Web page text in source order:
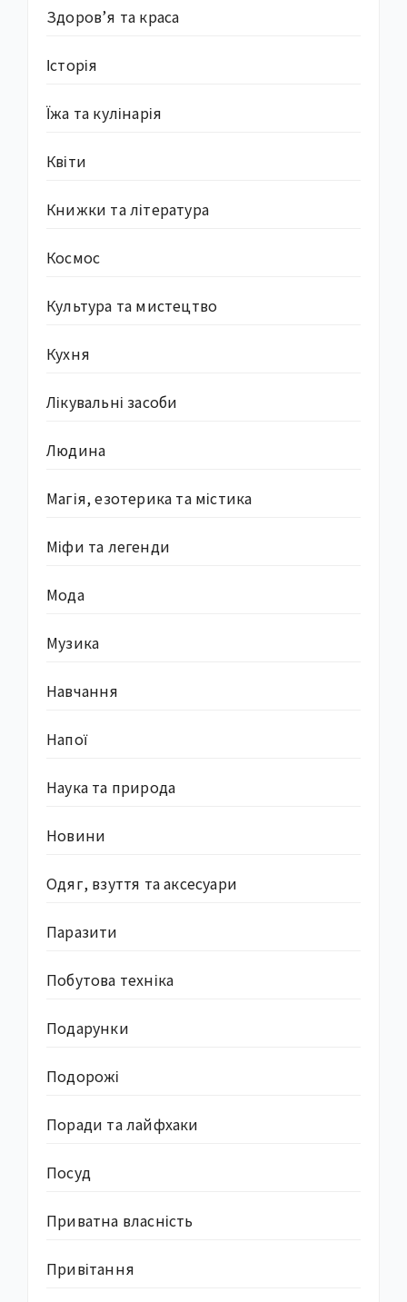
Здоров’я та краса
Історія
Їжа та кулінарія
Квіти
Книжки та література
Космос
Культура та мистецтво
Кухня
Лікувальні засоби
Людина
Магія, езотерика та містика
Міфи та легенди
Мода
Музика
Навчання
Напої
Наука та природа
Новини
Одяг, взуття та аксесуари
Паразити
Побутова техніка
Подарунки
Подорожі
Поради та лайфхаки
Посуд
Приватна власність
Привітання